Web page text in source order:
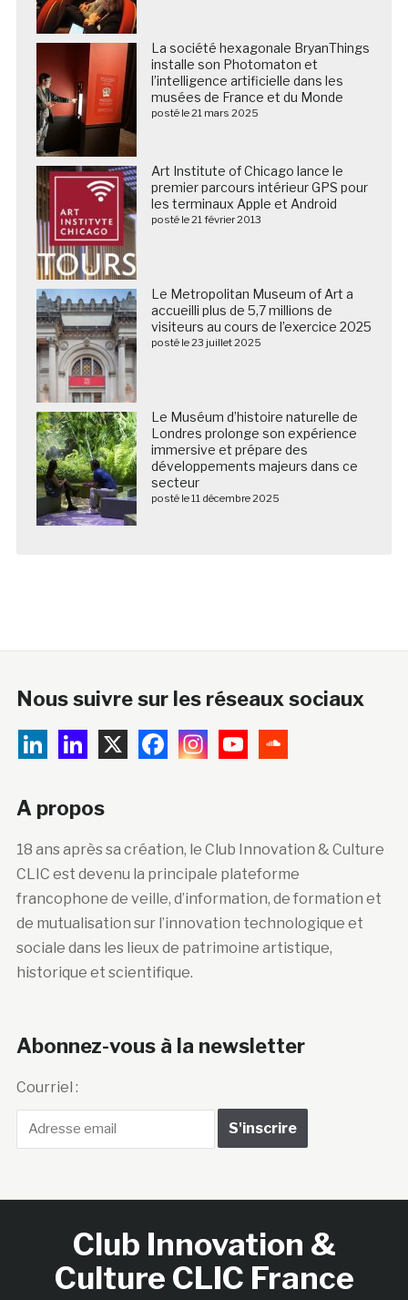
La société hexagonale BryanThings
installe son Photomaton et
l’intelligence artificielle dans les
musées de France et du Monde
posté le 21 mars 2025
Art Institute of Chicago lance le
premier parcours intérieur GPS pour
les terminaux Apple et Android
posté le 21 février 2013
Le Metropolitan Museum of Art a
accueilli plus de 5,7 millions de
visiteurs au cours de l’exercice 2025
posté le 23 juillet 2025
Le Muséum d’histoire naturelle de
Londres prolonge son expérience
immersive et prépare des
développements majeurs dans ce
secteur
posté le 11 décembre 2025
Nous suivre sur les réseaux sociaux
A propos
18 ans après sa création, le Club Innovation & Culture
CLIC est devenu la principale plateforme
francophone de veille, d’information, de formation et
de mutualisation sur l’innovation technologique et
sociale dans les lieux de patrimoine artistique,
historique et scientifique.
Abonnez-vous à la newsletter
Courriel :
Club Innovation &
Culture CLIC France